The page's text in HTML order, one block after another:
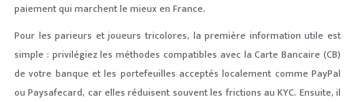
paiement qui marchent le mieux en France.
Pour les parieurs et joueurs tricolores, la première information utile est
simple : privilégiez les méthodes compatibles avec la Carte Bancaire (CB)
de votre banque et les portefeuilles acceptés localement comme PayPal
ou Paysafecard, car elles réduisent souvent les frictions au KYC. Ensuite, il